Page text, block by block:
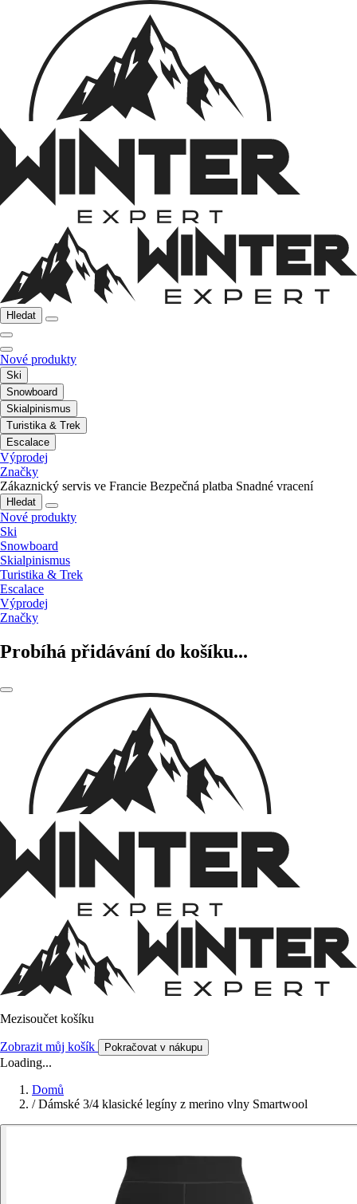
Hledat
Nové produkty
Ski
Snowboard
Skialpinismus
Turistika & Trek
Escalace
Výprodej
Značky
Zákaznický servis ve Francie Bezpečná platba Snadné vracení
Hledat
Nové produkty
Ski
Snowboard
Skialpinismus
Turistika & Trek
Escalace
Výprodej
Značky
Probíhá přidávání do košíku...
Mezisoučet košíku
Zobrazit můj košík Pokračovat v nákupu
Loading...
Domů
/ Dámské 3/4 klasické legíny z merino vlny Smartwool